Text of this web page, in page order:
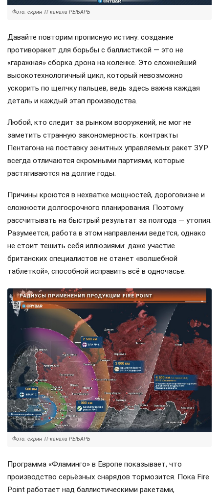
Фото: скрин ТГ-канала РЫБАРЬ
Давайте повторим прописную истину: создание
противоракет для борьбы с баллистикой — это не
«гаражная» сборка дрона на коленке. Это сложнейший
высокотехнологичный цикл, который невозможно
ускорить по щелчку пальцев, ведь здесь важна каждая
деталь и каждый этап производства.
Любой, кто следит за рынком вооружений, не мог не
заметить странную закономерность: контракты
Пентагона на поставку зенитных управляемых ракет ЗУР
всегда отличаются скромными партиями, которые
растягиваются на долгие годы.
Причины кроются в нехватке мощностей, дороговизне и
сложности долгосрочного планирования. Поэтому
рассчитывать на быстрый результат за полгода — утопия.
Разумеется, работа в этом направлении ведется, однако
не стоит тешить себя иллюзиями: даже участие
британских специалистов не станет «волшебной
таблеткой», способной исправить всё в одночасье.
Фото: скрин ТГ-канала РЫБАРЬ
Программа «Фламинго» в Европе показывает, что
производство серьёзных снарядов тормозится. Пока Fire
Point работает над баллистическими ракетами,